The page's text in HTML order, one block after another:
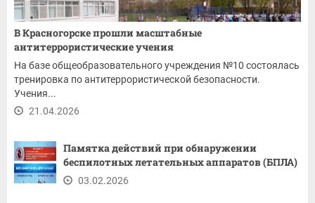
В Красногорске прошли масштабные
антитеррористические учения
На базе общеобразовательного учреждения №10 состоялась
тренировка по антитеррористической безопасности.
Учения...
21.04.2026
Памятка действий при обнаружении
беспилотных летательных аппаратов (БПЛА)
03.02.2026